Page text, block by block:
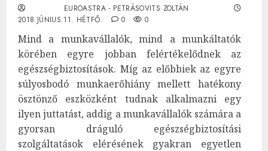
EUROASTRA - PETRÁSOVITS ZOLTÁN
2018.JÚNIUS.11. HÉTFŐ.
0 0
Mind a munkavállalók, mind a munkáltatók
körében egyre jobban felértékelődnek az
egészségbiztosítások. Míg az előbbiek az egyre
súlyosbodó munkaerőhiány mellett hatékony
ösztönző eszközként tudnak alkalmazni egy
ilyen juttatást, addig a munkavállalók számára a
gyorsan dráguló egészségbiztosítási
szolgáltatások elérésének gyakran egyetlen